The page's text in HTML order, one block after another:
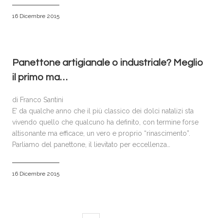
16 Dicembre 2015
Panettone artigianale o industriale? Meglio
il primo ma…
di Franco Santini
E’ da qualche anno che il più classico dei dolci natalizi sta
vivendo quello che qualcuno ha definito, con termine forse
altisonante ma efficace, un vero e proprio “rinascimento”.
Parliamo del panettone, il lievitato per eccellenza…
16 Dicembre 2015